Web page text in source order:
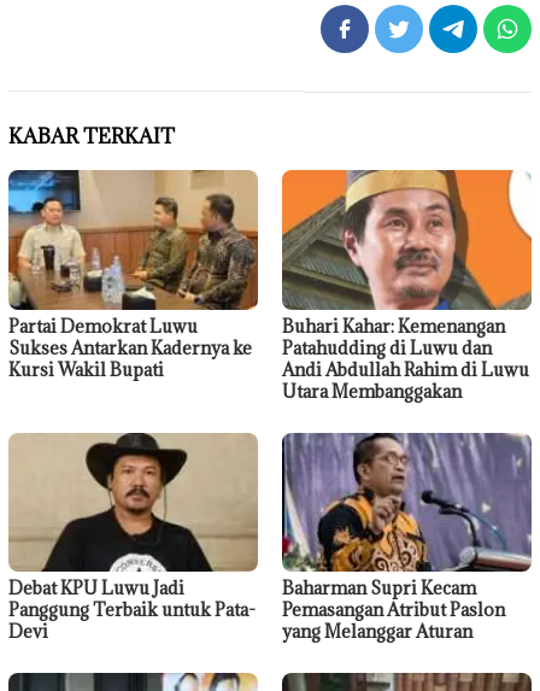
KABAR TERKAIT
Partai Demokrat Luwu
Sukses Antarkan Kadernya ke
Kursi Wakil Bupati
Buhari Kahar: Kemenangan
Patahudding di Luwu dan
Andi Abdullah Rahim di Luwu
Utara Membanggakan
Debat KPU Luwu Jadi
Panggung Terbaik untuk Pata-
Devi
Baharman Supri Kecam
Pemasangan Atribut Paslon
yang Melanggar Aturan